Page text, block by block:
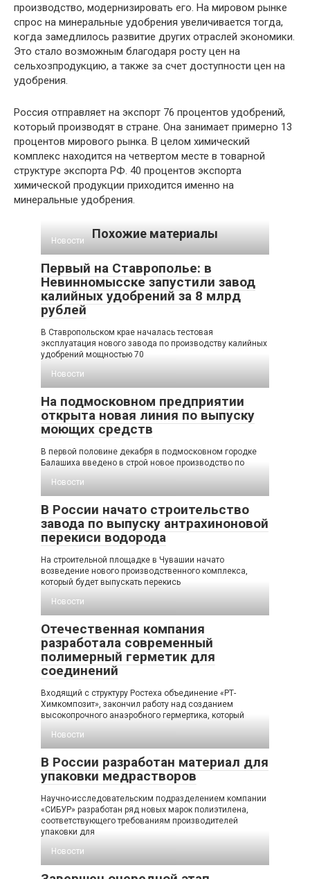
производство, модернизировать его. На мировом рынке
спрос на минеральные удобрения увеличивается тогда,
когда замедлилось развитие других отраслей экономики.
Это стало возможным благодаря росту цен на
сельхозпродукцию, а также за счет доступности цен на
удобрения.
Россия отправляет на экспорт 76 процентов удобрений,
который производят в стране. Она занимает примерно 13
процентов мирового рынка. В целом химический
комплекс находится на четвертом месте в товарной
структуре экспорта РФ. 40 процентов экспорта
химической продукции приходится именно на
минеральные удобрения.
Похожие материалы
Новости
Первый на Ставрополье: в
Невинномысске запустили завод
калийных удобрений за 8 млрд
рублей
В Ставропольском крае началась тестовая
эксплуатация нового завода по производству калийных
удобрений мощностью 70
Новости
На подмосковном предприятии
открыта новая линия по выпуску
моющих средств
В первой половине декабря в подмосковном городке
Балашиха введено в строй новое производство по
Новости
В России начато строительство
завода по выпуску антрахиноновой
перекиси водорода
На строительной площадке в Чувашии начато
возведение нового производственного комплекса,
который будет выпускать перекись
Новости
Отечественная компания
разработала современный
полимерный герметик для
соединений
Входящий с структуру Ростеха объединение «РТ-
Химкомпозит», закончил работу над созданием
высокопрочного анаэробного гермертика, который
Новости
В России разработан материал для
упаковки медрастворов
Научно-исследовательским подразделением компании
«СИБУР» разработан ряд новых марок полиэтилена,
соответствующего требованиям производителей
упаковки для
Новости